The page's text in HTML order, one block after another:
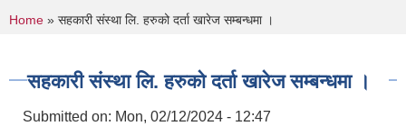
You are here
Home » सहकारी संस्था लि. हरुको दर्ता खारेज सम्बन्धमा ।
सहकारी संस्था लि. हरुको दर्ता खारेज सम्बन्धमा ।
Submitted on: Mon, 02/12/2024 - 12:47